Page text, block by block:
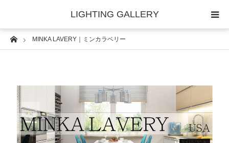
LIGHTING GALLERY
HomeMINKA LAVERY｜ミンカラベリー
◆照明器具｜セレクター